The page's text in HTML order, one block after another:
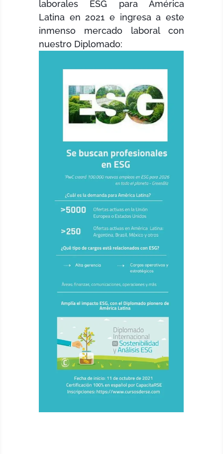
laborales ESG para América
Latina en 2021 e ingresa a este
inmenso mercado laboral con
nuestro Diplomado: